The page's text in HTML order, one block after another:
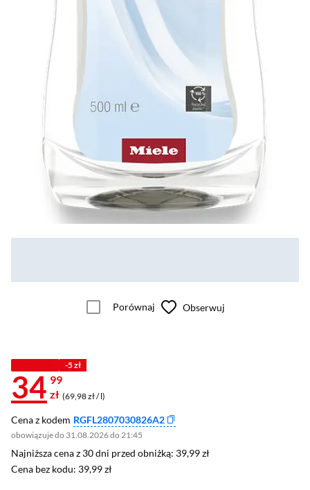
Porównaj Obserwuj
-5 zł
34 99
zł (69,98 zł / l)
Cena z kodem RGFL2807030826A2
obowiązuje do 31.08.2026 do 21:45
Najniższa cena z 30 dni przed obniżką: 39,99 zł
Najniższa cena z 30 dni przed obniżką: 39,99 zł
Cena bez kodu: 39,99 zł
Cena bez kodu: 39,99 zł